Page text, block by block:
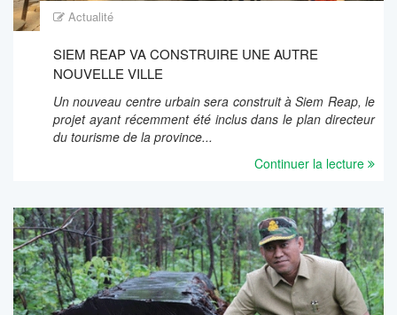
Actualité
SIEM REAP VA CONSTRUIRE UNE AUTRE
NOUVELLE VILLE
Un nouveau centre urbain sera construit à Siem Reap, le
projet ayant récemment été inclus dans le plan directeur
du tourisme de la province...
Continuer la lecture